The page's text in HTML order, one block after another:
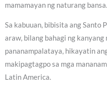
mamamayan ng naturang bansa.
Sa kabuuan, bibisita ang Santo
araw, bilang bahagi ng kanyang
pananampalataya, hikayatin
makipagtagpo sa mga
Latin America.